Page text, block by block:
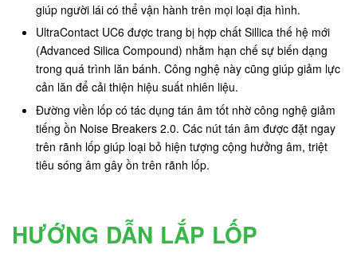
giúp người lái có thể vận hành trên mọi loại địa hình.
UltraContact UC6 được trang bị hợp chất Sillica thế hệ mới
(Advanced Silica Compound) nhằm hạn chế sự biến dạng
trong quá trình lăn bánh. Công nghệ này cũng giúp giảm lực
cản lăn để cải thiện hiệu suất nhiên liệu.
Đường viền lốp có tác dụng tán âm tốt nhờ công nghệ giảm
tiếng ồn Noise Breakers 2.0. Các nút tán âm được đặt ngay
trên rãnh lốp giúp loại bỏ hiện tượng cộng hưởng âm, triệt
tiêu sóng âm gây ồn trên rãnh lốp.
HƯỚNG DẪN LẮP LỐP